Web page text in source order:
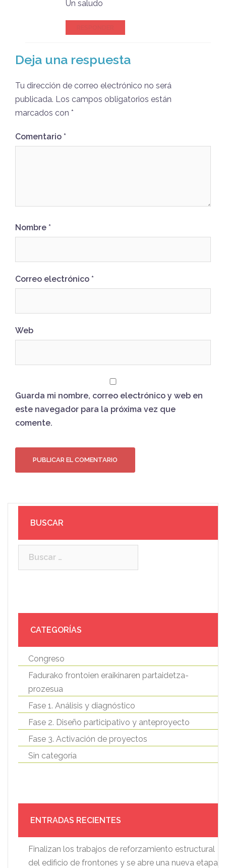
Un saludo
Deja una respuesta
Tu dirección de correo electrónico no será
publicada. Los campos obligatorios están
marcados con *
Comentario *
Nombre *
Correo electrónico *
Web
Guarda mi nombre, correo electrónico y web en
este navegador para la próxima vez que
comente.
BUSCAR
CATEGORÍAS
Congreso
Fadurako frontoien eraikinaren partaidetza-
prozesua
Fase 1. Análisis y diagnóstico
Fase 2. Diseño participativo y anteproyecto
Fase 3. Activación de proyectos
Sin categoría
ENTRADAS RECIENTES
Finalizan los trabajos de reforzamiento estructural
del edificio de frontones y se abre una nueva etapa